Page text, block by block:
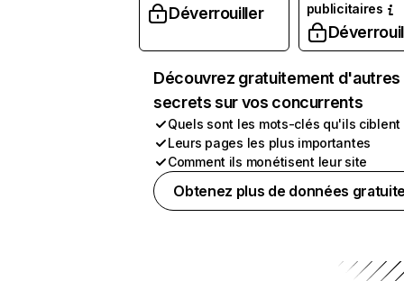
Déverrouiller
publicitaires
Découvrez gratuitement d'autres
secrets sur vos concurrents
Quels sont les mots-clés qu'ils ciblent
Leurs pages les plus importantes
Comment ils monétisent leur site
Obtenez plus de données